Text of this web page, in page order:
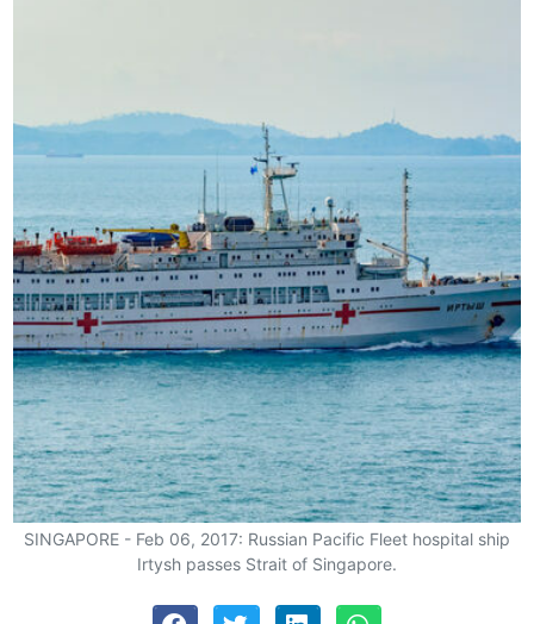
SINGAPORE - Feb 06, 2017: Russian Pacific Fleet hospital ship
Irtysh passes Strait of Singapore.